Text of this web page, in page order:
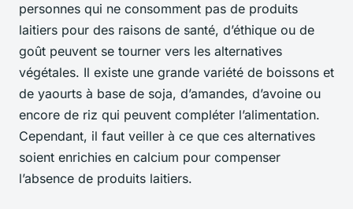
personnes qui ne consomment pas de produits
laitiers pour des raisons de santé, d’éthique ou de
goût peuvent se tourner vers les alternatives
végétales. Il existe une grande variété de boissons et
de yaourts à base de soja, d’amandes, d’avoine ou
encore de riz qui peuvent compléter l’alimentation.
Cependant, il faut veiller à ce que ces alternatives
soient enrichies en calcium pour compenser
l’absence de produits laitiers.